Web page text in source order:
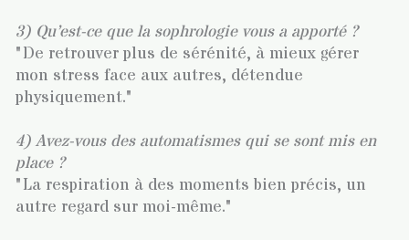
3) Qu’est-ce que la sophrologie vous a apporté ?
"De retrouver plus de sérénité, à mieux gérer
mon stress face aux autres, détendue
physiquement."
4) Avez-vous des automatismes qui se sont mis en
place ?
"La respiration à des moments bien précis, un
autre regard sur moi-même."